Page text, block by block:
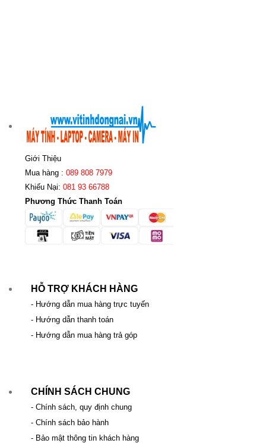
Giới Thiệu
Mua hàng : 089 808 7979
Khiếu Nại: 081 93 66788
Phương Thức Thanh Toán
HỖ TRỢ KHÁCH HÀNG
- Hướng dẫn mua hàng trực tuyến
- Hướng dẫn thanh toán
- Hướng dẫn mua hàng trả góp
CHÍNH SÁCH CHUNG
- Chính sách, quy định chung
- Chính sách bảo hành
- Bảo mật thông tin khách hàng